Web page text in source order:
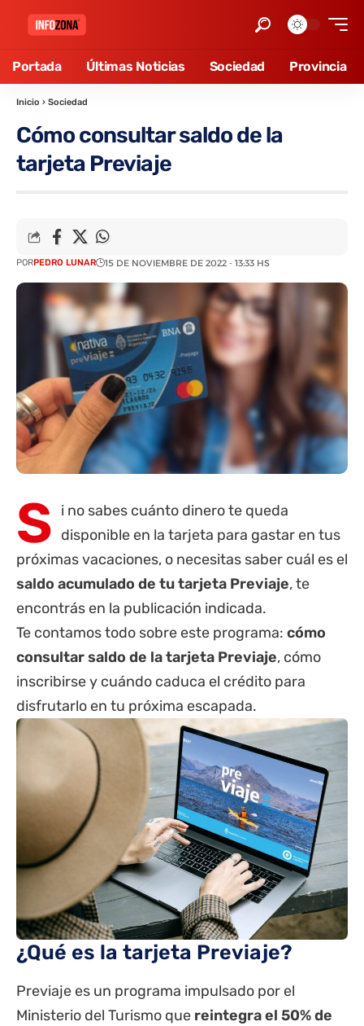
Portada Últimas Noticias Sociedad Provincia
Inicio › Sociedad
Cómo consultar saldo de la
tarjeta Previaje
PORPEDRO LUNAR 15 DE NOVIEMBRE DE 2022 - 13:33 HS
S i no sabes cuánto dinero te queda
disponible en la tarjeta para gastar en tus
próximas vacaciones, o necesitas saber cuál es el
saldo acumulado de tu tarjeta Previaje, te
encontrás en la publicación indicada.
Te contamos todo sobre este programa: cómo
consultar saldo de la tarjeta Previaje, cómo
inscribirse y cuándo caduca el crédito para
disfrutarlo en tu próxima escapada.
¿Qué es la tarjeta Previaje?
Previaje es un programa impulsado por el
Ministerio del Turismo que reintegra el 50% de